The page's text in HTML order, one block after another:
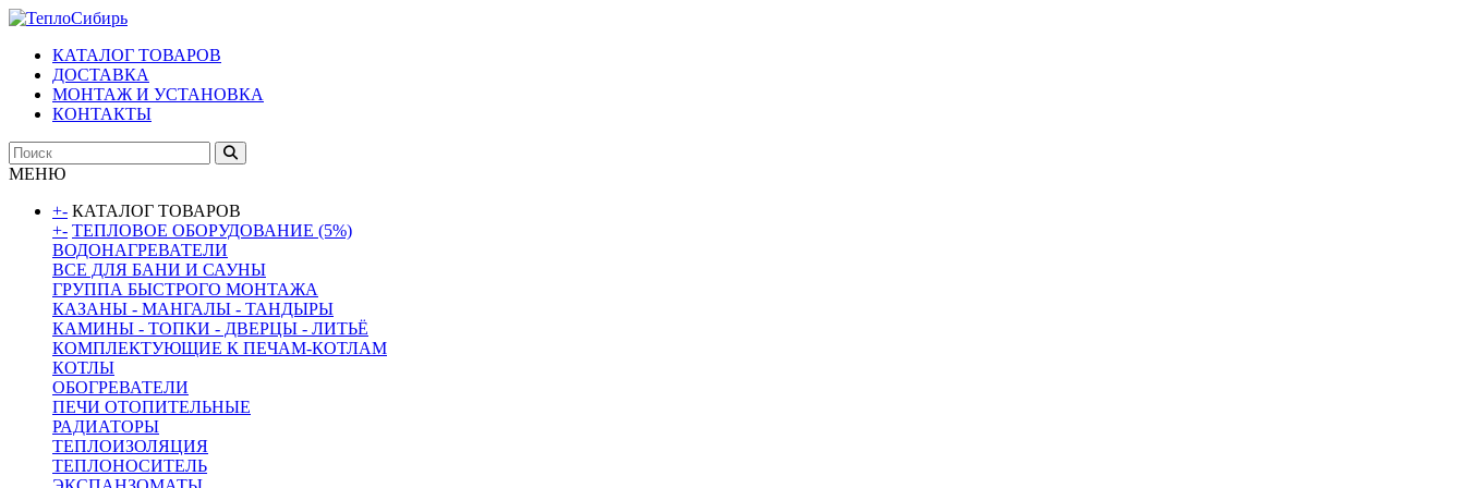
КАТАЛОГ ТОВАРОВ
ДОСТАВКА
МОНТАЖ И УСТАНОВКА
КОНТАКТЫ
МЕНЮ
+- КАТАЛОГ ТОВАРОВ
+- ТЕПЛОВОЕ ОБОРУДОВАНИЕ (5%)
ВОДОНАГРЕВАТЕЛИ
ВСЕ ДЛЯ БАНИ И САУНЫ
ГРУППА БЫСТРОГО МОНТАЖА
КАЗАНЫ - МАНГАЛЫ - ТАНДЫРЫ
КАМИНЫ - ТОПКИ - ДВЕРЦЫ - ЛИТЬЁ
КОМПЛЕКТУЮЩИЕ К ПЕЧАМ-КОТЛАМ
КОТЛЫ
ОБОГРЕВАТЕЛИ
ПЕЧИ ОТОПИТЕЛЬНЫЕ
РАДИАТОРЫ
ТЕПЛОИЗОЛЯЦИЯ
ТЕПЛОНОСИТЕЛЬ